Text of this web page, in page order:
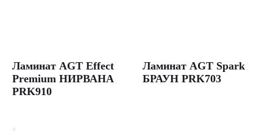
Ламинат AGT Effect
Premium НИРВАНА
PRK910
Ламинат AGT Spark
БРАУН PRK703